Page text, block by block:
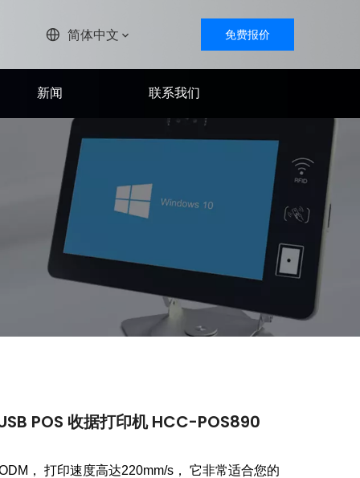
简体中文 免费报价
新闻 联系我们
POS 收据打印机 HCC-POS890
， 打印速度高达220mm/s，
它非常适合您的